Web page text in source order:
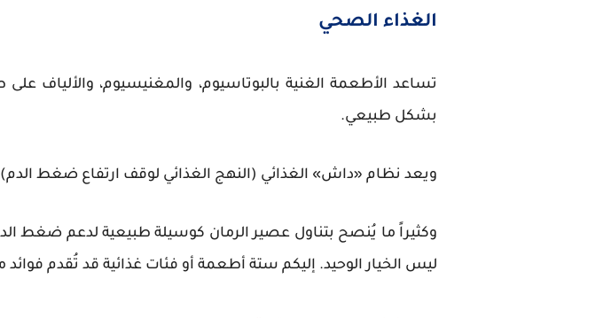
الغذاء الصحي
تساعد الأطعمة الغنية بالبوتاسيوم، والمغنيسيوم، والألياف
بشكل طبيعي.
ويعد نظام «داش» الغذائي (النهج الغذائي لوقف ارتفاع ضغط
وكثيراً ما يُنصح بتناول عصير الرمان كوسيلة طبيعية لدعم ضغط
ليس الخيار الوحيد. إليكم ستة أطعمة أو فئات غذائية قد تُقدم فوائد